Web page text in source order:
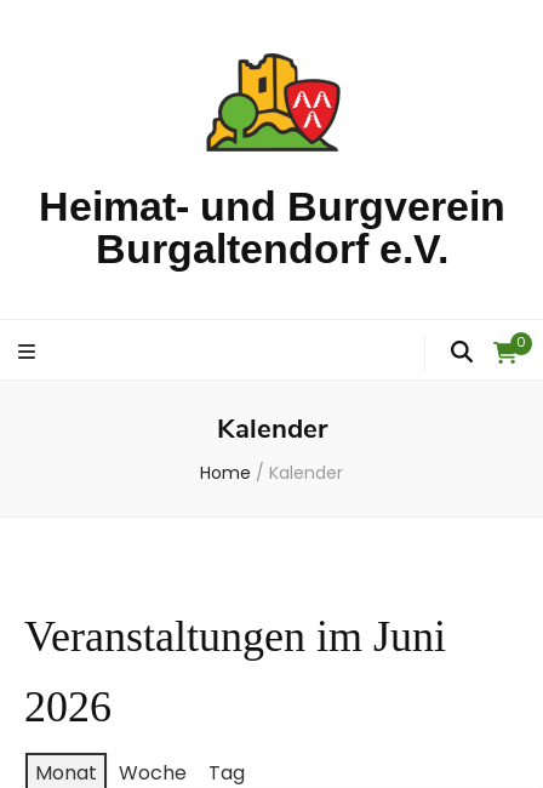
Heimat- und Burgverein
Burgaltendorf e.V.
0
Kalender
Home / Kalender
Veranstaltungen im Juni
2026
Monat Woche
Tag